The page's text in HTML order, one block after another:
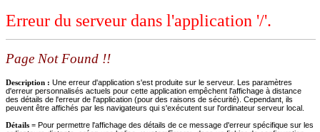
Erreur du serveur dans l'application '/'.
Page Not Found !!
Description : Une erreur d'application s'est produite sur le serveur. Les paramètres
d'erreur personnalisés actuels pour cette application empêchent l'affichage à distance
des détails de l'erreur de l'application (pour des raisons de sécurité). Cependant, ils
peuvent être affichés par les navigateurs qui s'exécutent sur l'ordinateur serveur local.
Détails = Pour permettre l'affichage des détails de ce message d'erreur spécifique sur les